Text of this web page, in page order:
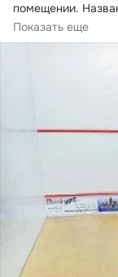
помещении.
использованием в
Показать еще